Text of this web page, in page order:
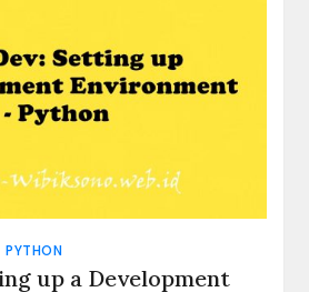
PYTHON
up a Development